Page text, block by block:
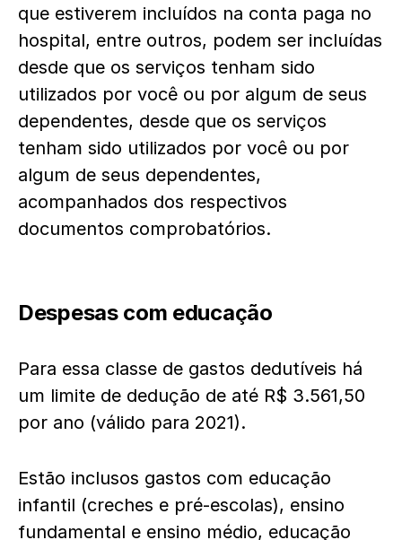
que estiverem incluídos na conta paga no
hospital, entre outros, podem ser incluídas
desde que os serviços tenham sido
utilizados por você ou por algum de seus
dependentes, desde que os serviços
tenham sido utilizados por você ou por
algum de seus dependentes,
acompanhados dos respectivos
documentos comprobatórios.
Despesas com educação
Para essa classe de gastos dedutíveis há
um limite de dedução de até R$ 3.561,50
por ano (válido para 2021).
Estão inclusos gastos com educação
infantil (creches e pré-escolas), ensino
fundamental e ensino médio, educação